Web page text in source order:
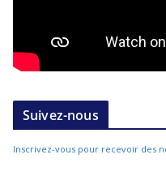
Suivez-nous
Inscrivez-vous pour recevoir des